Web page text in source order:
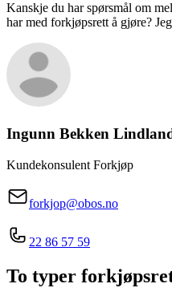
Kanskje du har spørsmål om
har med forkjøpsrett å gjøre?
Ingunn Bekken
Kundekonsulent Forkjøp
forkjop@obos.no
22 86 57 59
To typer